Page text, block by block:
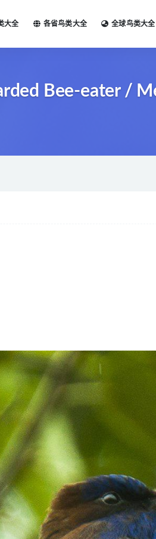
大全 各省鸟类大全 全球鸟类大全
Bee-eater /